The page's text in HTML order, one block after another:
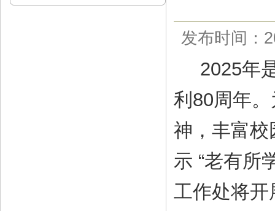
发布时间：
2025年
利80周年
神，丰富校
示 “老有所
工作处将开